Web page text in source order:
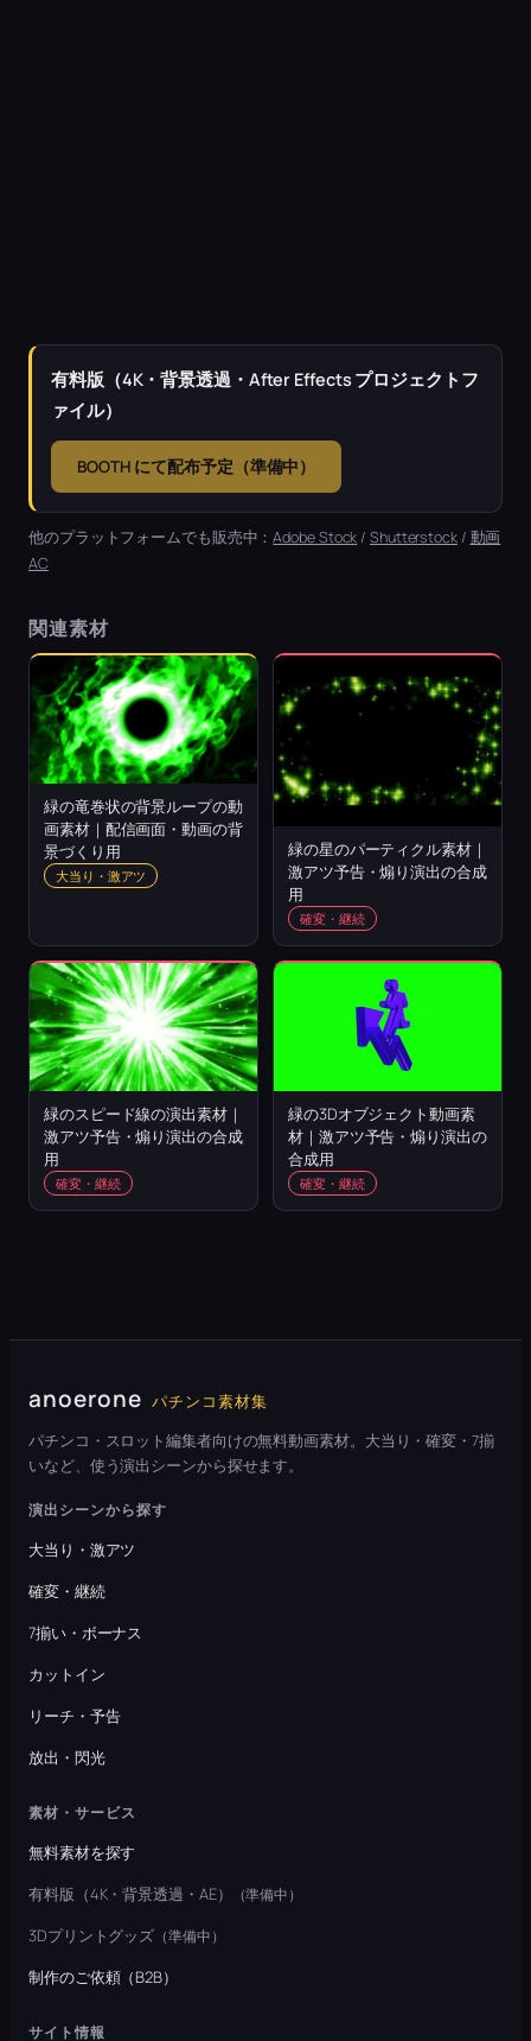
有料版（4K・背景透過・After Effects プロジェクトフ
ァイル）
BOOTH にて配布予定（準備中）
他のプラットフォームでも販売中：Adobe Stock /Shutterstock/ 動画
AC
関連素材
緑の竜巻状の背景ループの動
画素材｜配信画面・動画の背
景づくり用
大当り・激アツ
緑の星のパーティクル素材｜
激アツ予告・煽り演出の合成
用
確変・継続
緑のスピード線の演出素材｜
激アツ予告・煽り演出の合成
用
確変・継続
緑の3Dオブジェクト動画素
材｜激アツ予告・煽り演出の
合成用
確変・継続
anoerone パチンコ素材集
パチンコ・スロット編集者向けの無料動画素材。大当り・確変・7揃
いなど、使う演出シーンから探せます。
演出シーンから探す
大当り・激アツ
確変・継続
7揃い・ボーナス
カットイン
リーチ・予告
放出・閃光
素材・サービス
無料素材を探す
有料版（4K・背景透過・AE）
（準備中）
3Dプリントグッズ （準備中）
制作のご依頼（B2B）
サイト情報